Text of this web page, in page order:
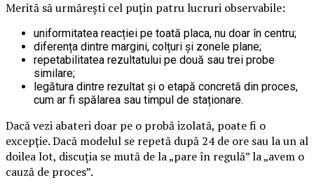
Merită să urmărești cel puțin patru lucruri observabile:
uniformitatea reacției pe toată placa, nu doar în centru;
diferența dintre margini, colțuri și zonele plane;
repetabilitatea rezultatului pe două sau trei probe
similare;
legătura dintre rezultat și o etapă concretă din proces,
cum ar fi spălarea sau timpul de staționare.
Dacă vezi abateri doar pe o probă izolată, poate fi o
excepție. Dacă modelul se repetă după 24 de ore sau la un al
doilea lot, discuția se mută de la „pare în regulă” la „avem o
cauză de proces”.